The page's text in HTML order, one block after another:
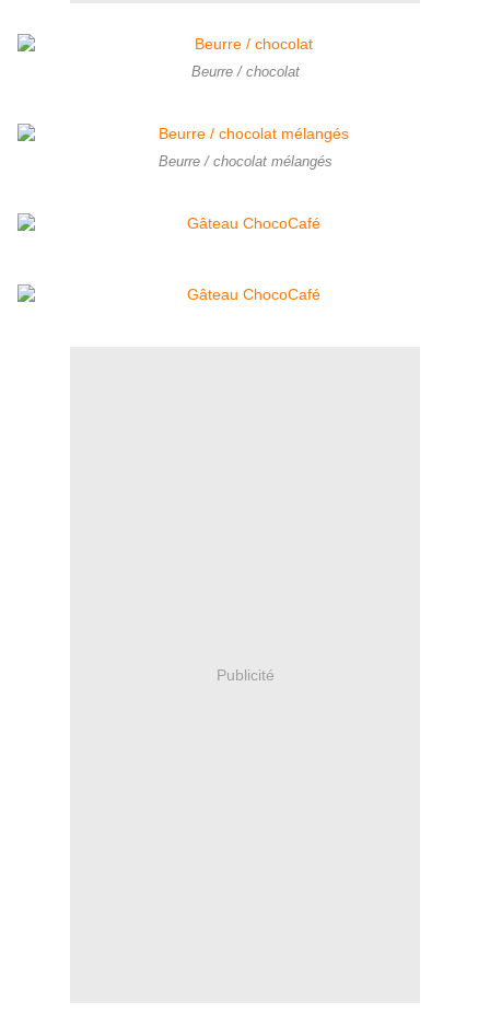
Beurre / chocolat
Beurre / chocolat mélangés
Publicité